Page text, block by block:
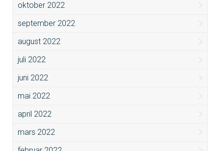
oktober 2022
september 2022
august 2022
juli 2022
juni 2022
mai 2022
april 2022
mars 2022